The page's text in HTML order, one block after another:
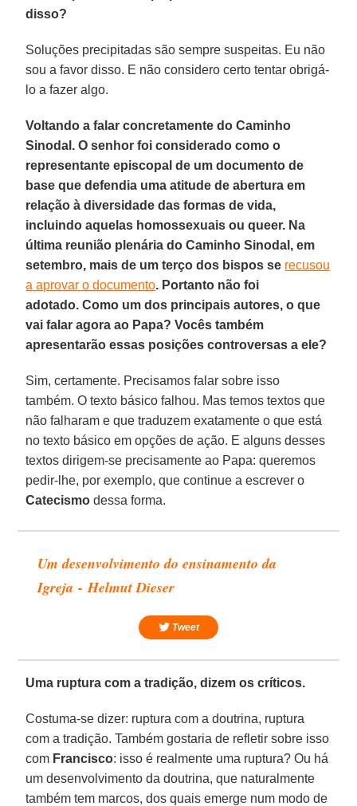
disso?
Soluções precipitadas são sempre suspeitas. Eu não
sou a favor disso. E não considero certo tentar obrigá-
lo a fazer algo.
Voltando a falar concretamente do Caminho
Sinodal. O senhor foi considerado como o
representante episcopal de um documento de
base que defendia uma atitude de abertura em
relação à diversidade das formas de vida,
incluindo aquelas homossexuais ou queer. Na
última reunião plenária do Caminho Sinodal, em
setembro, mais de um terço dos bispos se recusou
a aprovar o documento. Portanto não foi
adotado. Como um dos principais autores, o que
vai falar agora ao Papa? Vocês também
apresentarão essas posições controversas a ele?
Sim, certamente. Precisamos falar sobre isso
também. O texto básico falhou. Mas temos textos que
não falharam e que traduzem exatamente o que está
no texto básico em opções de ação. E alguns desses
textos dirigem-se precisamente ao Papa: queremos
pedir-lhe, por exemplo, que continue a escrever o
Catecismo dessa forma.
Um desenvolvimento do ensinamento da
Igreja - Helmut Dieser
Tweet
Uma ruptura com a tradição, dizem os críticos.
Costuma-se dizer: ruptura com a doutrina, ruptura
com a tradição. Também gostaria de refletir sobre isso
com Francisco: isso é realmente uma ruptura? Ou há
um desenvolvimento da doutrina, que naturalmente
também tem marcos, dos quais emerge num modo de